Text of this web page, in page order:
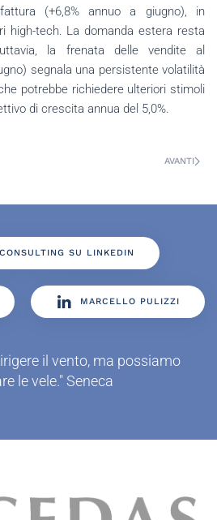
(+6,8% annuo a giugno), in
high-tech. La domanda estera resta
la frenata delle vendite al
segnala una persistente volatilità
potrebbe richiedere ulteriori stimoli
di crescita annua del 5,0%.
AVANTI
SU LINKEDIN
MARCELLO PULIZZI
il vento, ma possiamo
le vele." Seneca